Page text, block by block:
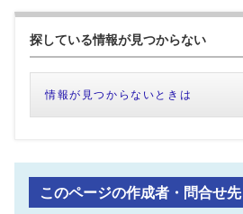
探している情報が見つからない
情報が見つからないときは
このページの作成者・問合せ先